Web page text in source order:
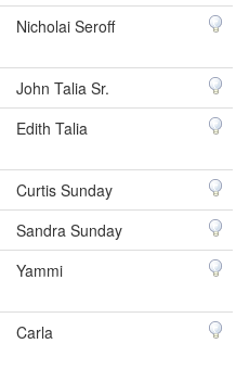
Nicholai Seroff
John Talia Sr.
Edith Talia
Curtis Sunday
Sandra Sunday
Yammi
Carla